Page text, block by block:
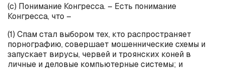
(c) Понимание Конгресса. – Есть понимание
Конгресса, что –
(1) Спам стал выбором тех, кто распространяет
порнографию, совершает мошеннические схемы и
запускает вирусы, червей и троянских коней в
личные и деловые компьютерные системы; и